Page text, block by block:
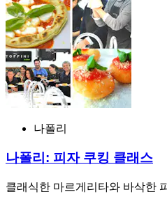
나폴리
나폴리: 피자 쿠킹 클래스
클래식한 마르게리타와 바삭한